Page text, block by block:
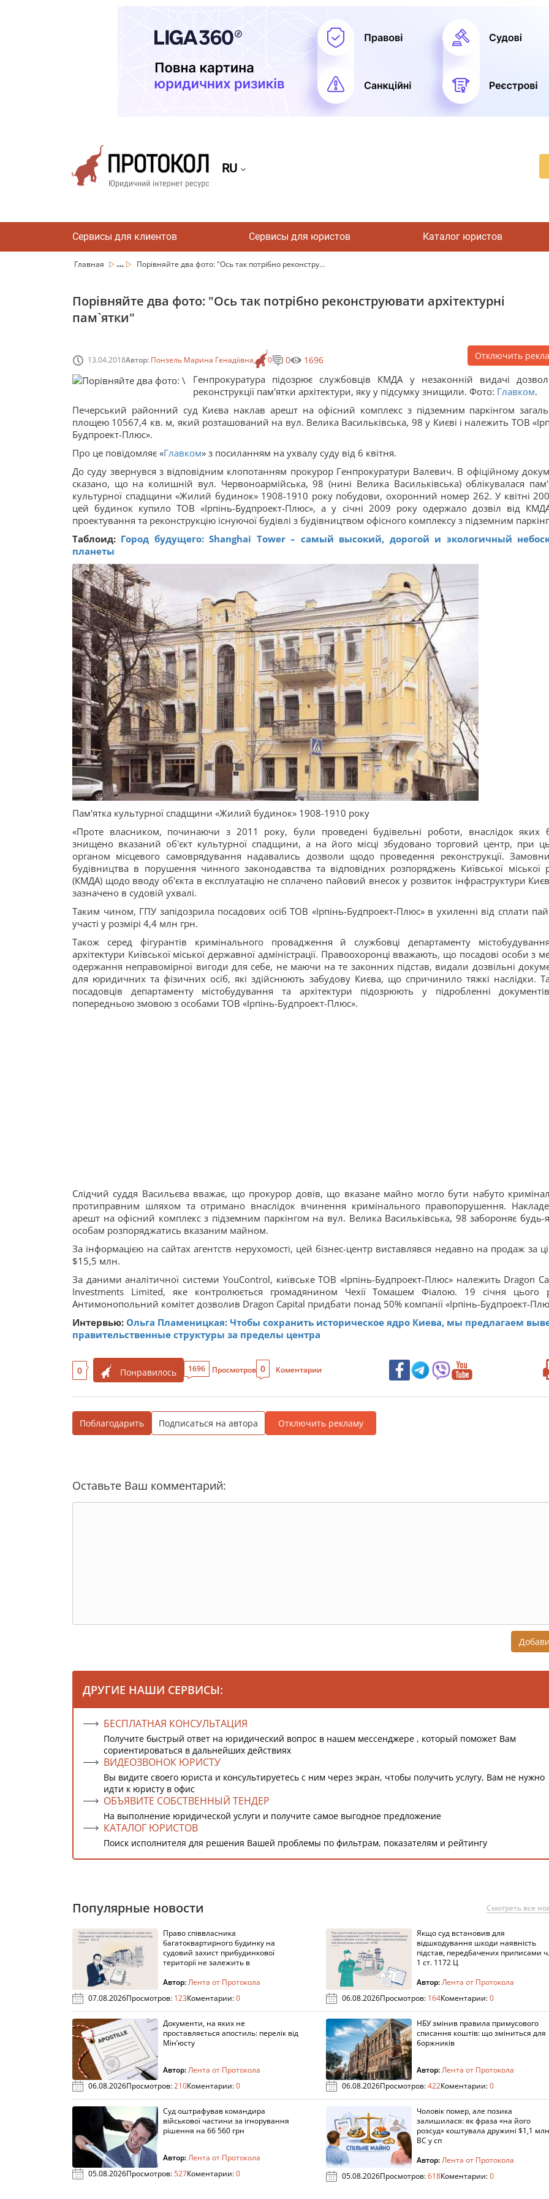
RU
Сервисы для клиентов Сервисы для юристов Каталог юристов
Главная ... Порівняйте два фото: "Ось так потрібно реконстру...
Порівняйте два фото: "Ось так потрібно реконструювати архітектурні
пам`ятки"
13.04.2018Автор: Понзель Марина Генадіївна 0 0 1696 Отключить
Генпрокуратура підозрює службовців КМДА у незаконній видачі
реконструкції пам'ятки архітектури, яку у підсумку знищили. Фото: Главком.
Печерський районний суд Києва наклав арешт на офісний комплекс з підземним паркінгом
площею 10567,4 кв. м, який розташований на вул. Велика Васильківська, 98 у Києві і належить ТОВ
Будпроект-Плюс».
Про це повідомляє «Главком» з посиланням на ухвалу суду від 6 квітня.
До суду звернувся з відповідним клопотанням прокурор Генпрокуратури Валевич. В офіційному
сказано, що на колишній вул. Червоноармійська, 98 (нині Велика Васильківська) облікувалася
культурної спадщини «Жилий будинок» 1908-1910 року побудови, охоронний номер 262. У квітні
цей будинок купило ТОВ «Ірпінь-Будпроект-Плюс», а у січні 2009 року одержало дозвіл від
проектування та реконструкцію існуючої будівлі з будівництвом офісного комплексу з підземним
Таблоид: Город будущего: Shanghai Tower – самый высокий, дорогой и экологичный
планеты
Пам'ятка культурної спадщини «Жилий будинок» 1908-1910 року
«Проте власником, починаючи з 2011 року, були проведені будівельні роботи, внаслідок яких
знищено вказаний об'єкт культурної спадщини, а на його місці збудовано торговий центр, при
органом місцевого самоврядування надавались дозволи щодо проведення реконструкції.
будівництва в порушення чинного законодавства та відповідних розпоряджень Київської міської
(КМДА) щодо вводу об'єкта в експлуатацію не сплачено пайовий внесок у розвиток інфраструктури
зазначено в судовій ухвалі.
Таким чином, ГПУ запідозрила посадових осіб ТОВ «Ірпінь-Будпроект-Плюс» в ухиленні від сплати
участі у розмірі 4,4 млн грн.
Також серед фігурантів кримінального провадження й службовці департаменту
архітектури Київської міської державної адміністрації. Правоохоронці вважають, що посадові особи з
одержання неправомірної вигоди для себе, не маючи на те законних підстав, видали дозвільні
для юридичних та фізичних осіб, які здійснюють забудову Києва, що спричинило тяжкі наслідки.
посадовців департаменту містобудування та архітектури підозрюють у підробленні
попередньою змовою з особами ТОВ «Ірпінь-Будпроект-Плюс».
Слідчий суддя Васильєва вважає, що прокурор довів, що вказане майно могло бути набуто
протиправним шляхом та отримано внаслідок вчинення кримінального правопорушення.
арешт на офісний комплекс з підземним паркінгом на вул. Велика Васильківська, 98 забороняє будь-
особам розпоряджатись вказаним майном.
За інформацією на сайтах агентств нерухомості, цей бізнес-центр виставлявся недавно на продаж за
$15,5 млн.
За даними аналітичної системи YouControl, київське ТОВ «Ірпінь-Будпроект-Плюс» належить Dragon
Investments Limited, яке контролюється громадянином Чехії Томашем Фіалою. 19 січня цього
Антимонопольний комітет дозволив Dragon Capital придбати понад 50% компанії «Ірпінь-Будпроект-
Интервью: Ольга Пламеницкая: Чтобы сохранить историческое ядро Киева, мы предлагаем
правительственные структуры за пределы центра
0 Понравилось 1696 Просмотров 0 Коментарии
Поблагодарить Подписаться на автора Отключить рекламу
Оставьте Ваш комментарий:
ДРУГИЕ НАШИ СЕРВИСЫ:
БЕСПЛАТНАЯ КОНСУЛЬТАЦИЯ
Получите быстрый ответ на юридический вопрос в нашем мессенджере , который поможет Вам
сориентироваться в дальнейших действиях
ВИДЕОЗВОНОК ЮРИСТУ
Вы видите своего юриста и консультируетесь с ним через экран, чтобы получить услугу, Вам не нужно
идти к юристу в офис
ОБЪЯВИТЕ СОБСТВЕННЫЙ ТЕНДЕР
На выполнение юридической услуги и получите самое выгодное предложение
КАТАЛОГ ЮРИСТОВ
Поиск исполнителя для решения Вашей проблемы по фильтрам, показателям и рейтингу
Популярные новости Смотреть все
Право співвласника
багатоквартирного будинку на
судовий захист прибудинкової
території не залежить в
Автор:Лента от Протокола
07.08.2026Просмотров: 123Коментарии:0
Якщо суд встановив для
відшкодування шкоди наявність
підстав, передбачених приписами ч.
1 ст. 1172 Ц
Автор:Лента от Протокола
06.08.2026Просмотров: 164Коментарии:0
Документи, на яких не
проставляється апостиль: перелік від
Мін’юсту
Автор:Лента от Протокола
06.08.2026Просмотров:210Коментарии:0
НБУ змінив правила примусового
списання коштів: що зміниться для
боржників
Автор:Лента от Протокола
06.08.2026Просмотров:422Коментарии:0
Суд оштрафував командира
військової частини за ігнорування
рішення на 66 560 грн
Автор:Лента от Протокола
05.08.2026Просмотров:527Коментарии:0
Чоловік помер, але позика
залишилася: як фраза «на його
розсуд» коштувала дружині $1,1
ВС у сп
Автор:Лента от Протокола
05.08.2026Просмотров:618Коментарии:0